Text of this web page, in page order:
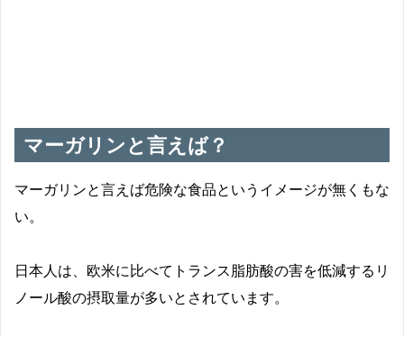
マーガリンと言えば？
マーガリンと言えば危険な食品というイメージが無くもな
い。
日本人は、 欧米に比べてトランス脂肪酸の害を低減するリ
ノール酸の摂取量が多いとされています。